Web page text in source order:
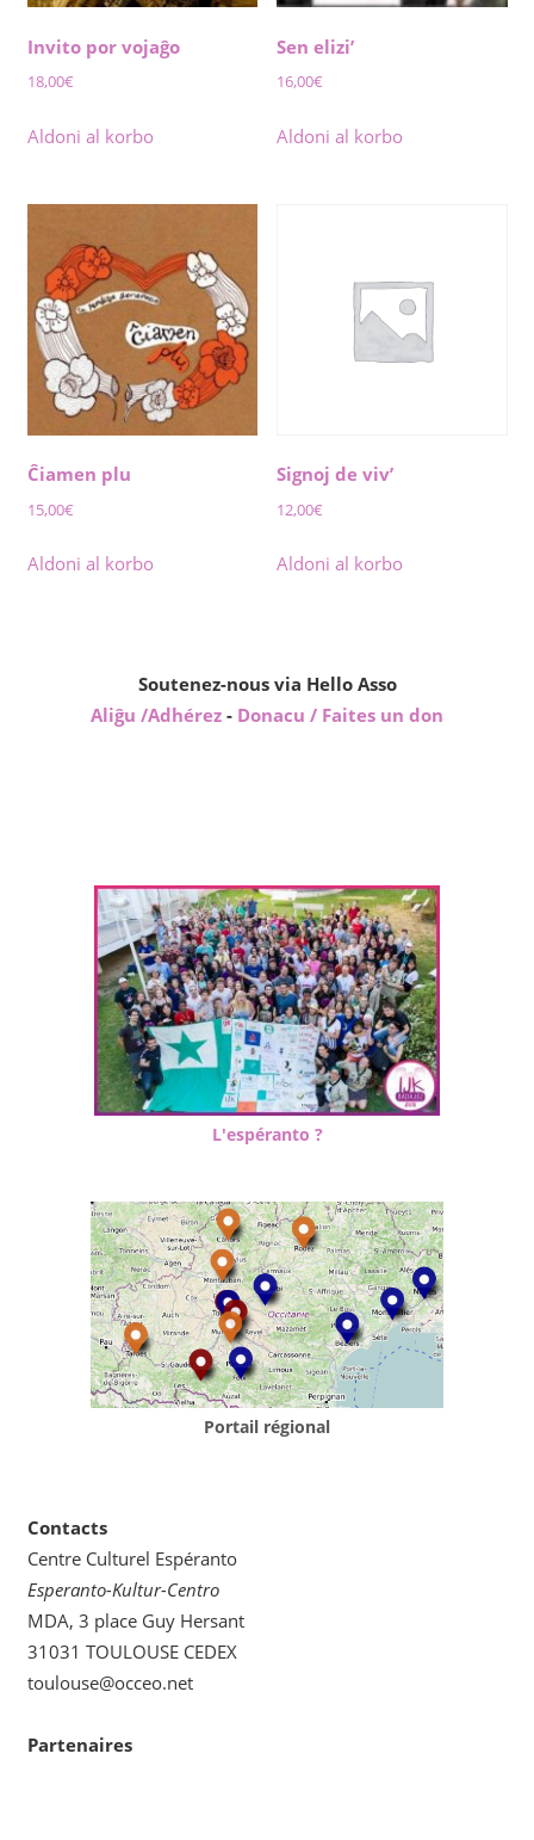
Invito por vojaĝo
18,00€
Aldoni al korbo
Sen elizi’
16,00€
Aldoni al korbo
Ĉiamen plu
15,00€
Aldoni al korbo
Signoj de viv’
12,00€
Aldoni al korbo
Soutenez-nous via Hello Asso
Aliĝu /Adhérez - Donacu / Faites un don
L'espéranto ?
Portail régional
Contacts
Centre Culturel Espéranto
Esperanto-Kultur-Centro
MDA, 3 place Guy Hersant
31031 TOULOUSE CEDEX
toulouse@occeo.net
Partenaires